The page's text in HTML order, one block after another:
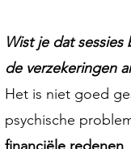
Wist je dat
de verzekeringen
Het is niet goed
psychische
financiële redenen